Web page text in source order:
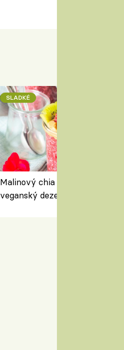
SLADKÉ
Malinový chia pudink s
veganský dezert plný ovoce a